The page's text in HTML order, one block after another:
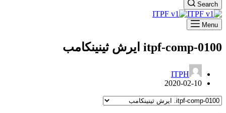
Search
Menu
itpf-comp-0100 ايرش ثينينكامب
ITPH
2020-02-10